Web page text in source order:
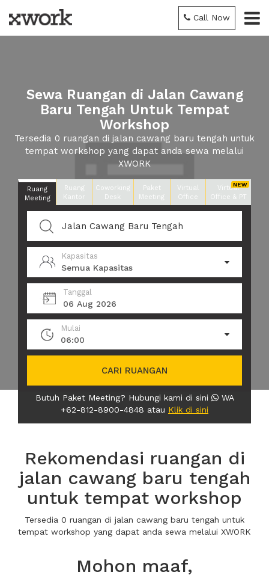
Call Now
Sewa Ruangan di Jalan Cawang
Baru Tengah Untuk Tempat
Workshop
Tersedia 0 ruangan di jalan cawang baru tengah untuk
tempat workshop yang dapat anda sewa melalui
XWORK
Ruang
Meeting
Ruang
Kantor
Coworking
Desk
Paket
Meeting
Virtual
Office
Virtual
Office & PT
Kapasitas
Semua Kapasitas
Tanggal
06 Aug 2026
Mulai
06:00
CARI RUANGAN
Butuh Paket Meeting? Hubungi kami di sini
WA
+62-812-8900-4848 atau Klik di sini
Rekomendasi ruangan di
jalan cawang baru tengah
untuk tempat workshop
Tersedia 0 ruangan di jalan cawang baru tengah untuk
tempat workshop yang dapat anda sewa melalui XWORK
Mohon maaf,